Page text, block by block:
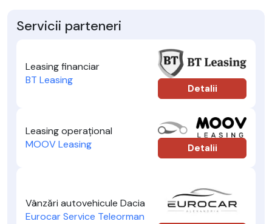
Servicii parteneri
Leasing financiar
BT Leasing
Detalii
Leasing operațional
MOOV Leasing
Detalii
Vânzări autovehicule Dacia
Eurocar Service Teleorman